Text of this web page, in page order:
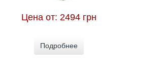
Цена от: 2494 грн
Подробнее